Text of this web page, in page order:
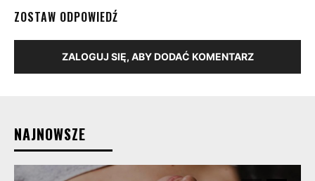
ZOSTAW ODPOWIEDŹ
ZALOGUJ SIĘ, ABY DODAĆ KOMENTARZ
NAJNOWSZE